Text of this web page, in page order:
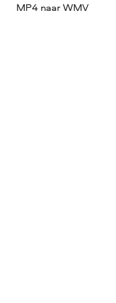
MP4 naar WMV